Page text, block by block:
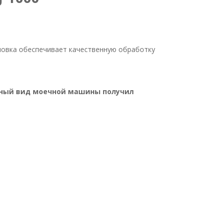
обеспечивает качественную обработку
вид моечной машины получил